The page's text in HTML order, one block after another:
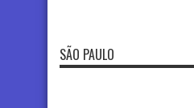
SÃO PAULO